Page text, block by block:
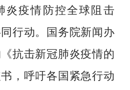
疫情防控全球阻击
行动。国务院新闻办
抗击新冠肺炎疫情的
，呼吁各国紧急行动